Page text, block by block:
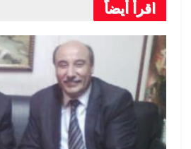
o
o
k
e
اقرأ أيضاً